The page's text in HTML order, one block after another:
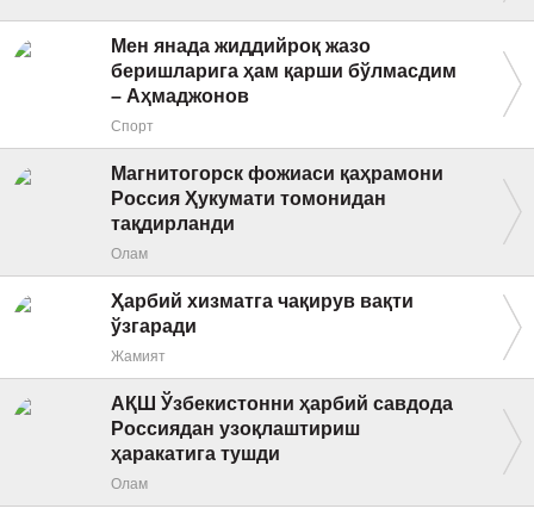
Мен янада жиддийроқ жазо
беришларига ҳам қарши бўлмасдим
– Аҳмаджонов
Спорт
Магнитогорск фожиаси қаҳрамони
Россия Ҳукумати томонидан
тақдирланди
Олам
Ҳарбий хизматга чақирув вақти
ўзгаради
Жамият
АҚШ Ўзбекистонни ҳарбий савдода
Россиядан узоқлаштириш
ҳаракатига тушди
Олам